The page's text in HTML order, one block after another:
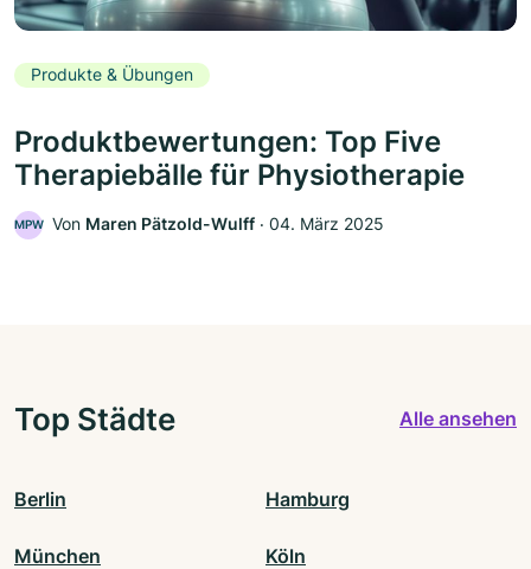
Produkte & Übungen
Produktbewertungen: Top Five
Therapiebälle für Physiotherapie
MPW Von Maren Pätzold-Wulff ‧ 04. März 2025
Top Städte Alle ansehen
Berlin Hamburg
München Köln